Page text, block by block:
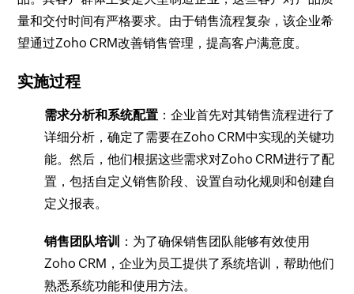
量和交付时间有严格要求。由于销售流程复杂，该企业希
望通过Zoho CRM改善销售管理，提高客户满意度。
实施过程
需求分析和系统配置 ：企业首先对其销售流程进行了
详细分析，确定了需要在Zoho CRM中实现的关键功
能。然后，他们根据这些需求对Zoho CRM进行了配
置，包括自定义销售阶段、设置自动化规则和创建自
定义报表。
销售团队培训 ：为了确保销售团队能够有效使用
Zoho CRM，企业为员工提供了系统培训，帮助他们
熟悉系统功能和使用方法。